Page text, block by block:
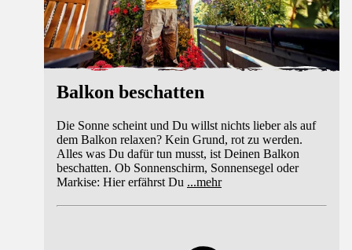
Balkon beschatten
Die Sonne scheint und Du willst nichts lieber als auf
dem Balkon relaxen? Kein Grund, rot zu werden.
Alles was Du dafür tun musst, ist Deinen Balkon
beschatten. Ob Sonnenschirm, Sonnensegel oder
Markise: Hier erfährst Du ...mehr